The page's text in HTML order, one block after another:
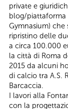
private e
blog/piattaforma
Gymnasium)
ripristino delle
a circa 100.000
la città di Roma
2015 da alcuni
di calcio tra A.S.
Barcaccia.
I lavori alla
con la